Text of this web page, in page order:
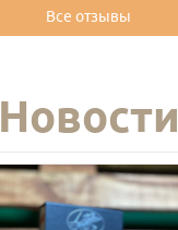
Все отзывы
Новости